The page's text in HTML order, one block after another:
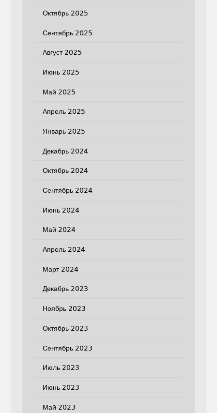
Октябрь 2025
Сентябрь 2025
Август 2025
Июнь 2025
Май 2025
Апрель 2025
Январь 2025
Декабрь 2024
Октябрь 2024
Сентябрь 2024
Июнь 2024
Май 2024
Апрель 2024
Март 2024
Декабрь 2023
Ноябрь 2023
Октябрь 2023
Сентябрь 2023
Июль 2023
Июнь 2023
Май 2023